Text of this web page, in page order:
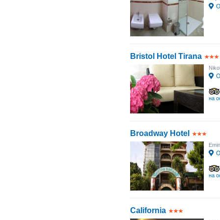
Bristol Hotel Tirana
на
Broadway Hotel
на
California